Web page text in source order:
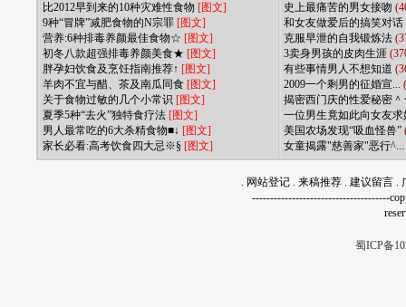
比2012早到来的10种灾难性食物 [图文]
9种“冒牌”减肥食物的N宗罪 [图文]
营养:6种排毒养颜最佳食物☆ [图文]
初冬八款超强排毒养颜美食★ [图文]
胖孕妇饮食及烹饪指南推荐↑ [图文]
羊肉不宜与醋、茶及南瓜同食 [图文]
关于食物过敏的几个小常识 [图文]
夏季5种“去火”独特食疗法 [图文]
男人最常吃的6大杀精食物■↓ [图文]
家长必看:高考饮食四大忌※§ [图文]
史上最痛苦的男女接吻
和女友做爱后的搞笑对
克服早泄的自我锻炼法
3卖身男孩的皮肉生涯
有些事情男人不想知道
2009一个剩男的征婚宣...
揭密西门庆的性爱秘密
一位男生竟如此向女友
美国农场发现“吸血怪兽”
女童揭露"慈善家"恶行^...
. 网站登记 . 来稿推荐 . 建议留言 .
--------------------------------------
蜀ICP备